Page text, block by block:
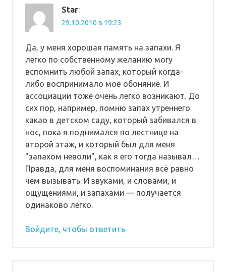
Star:
29.10.2010 в 19:23
Да, у меня хорошая память на запахи. Я
легко по собственному желанию могу
вспомнить любой запах, который когда-
либо воспринимало моё обоняние. И
ассоциации тоже очень легко возникают. До
сих пор, например, помню запах утреннего
какао в детском саду, который забивался в
нос, пока я поднимался по лестнице на
второй этаж, и который был для меня
"запахом неволи", как я его тогда называл…
Правда, для меня воспоминания всё равно
чем вызывать. И звуками, и словами, и
ощущениями, и запахами — получается
одинаково легко.
Войдите, чтобы ответить